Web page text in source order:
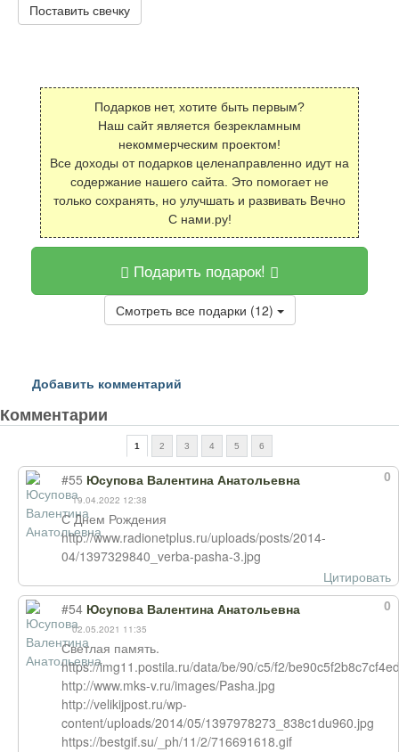
Поставить свечку
Подарков нет, хотите быть первым?
Наш сайт является безрекламным
некоммерческим проектом!
Все доходы от подарков целенаправленно идут на
содержание нашего сайта. Это помогает не
только сохранять, но улучшать и развивать Вечно
С нами.ру!
Подарить подарок!
Смотреть все подарки (12)
Добавить комментарий
Комментарии
1 2 3 4 5 6
0
#55 Юсупова Валентина Анатольевна
19.04.2022 12:38
С Днем Рождения
http://www.radionetplus.ru/uploads/posts/2014-
04/1397329840_verba-pasha-3.jpg
Цитировать
0
#54 Юсупова Валентина Анатольевна
02.05.2021 11:35
Светлая память.
https://img11.postila.ru/data/be/90/c5/f2/
http://www.mks-v.ru/images/Pasha.jpg
http://velikijpost.ru/wp-
content/uploads/2014/05/1397978273_838c1du960.jpg
https://bestgif.su/_ph/11/2/716691618.gif